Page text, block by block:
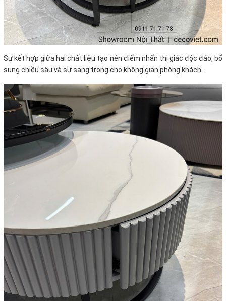
Sự kết hợp giữa hai chất liệu tạo nên điểm nhấn thị giác độc đáo, bổ
sung chiều sâu và sự sang trọng cho không gian phòng khách.